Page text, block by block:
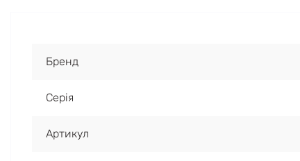
Бренд
Серія
Артикул